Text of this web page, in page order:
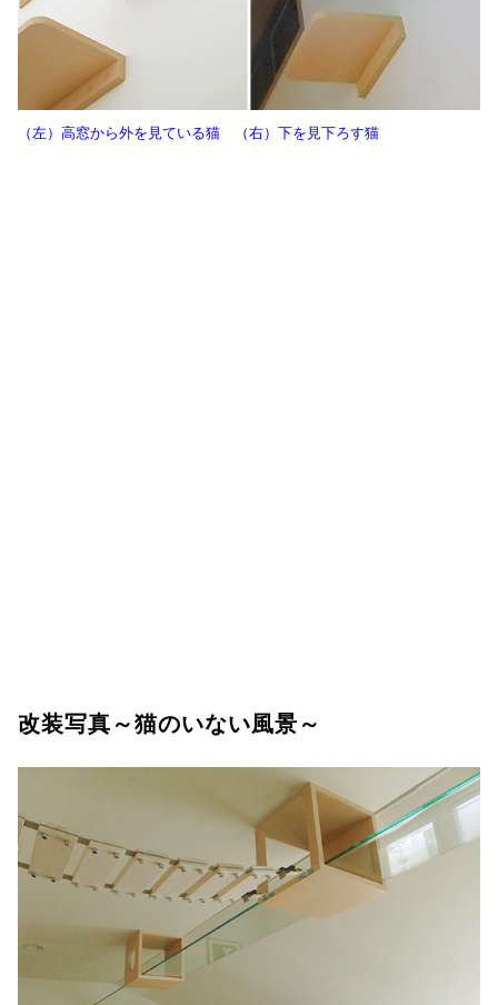
（左）高窓から外を見ている猫 （右）下を見下ろす猫
改装写真～猫のいない風景～